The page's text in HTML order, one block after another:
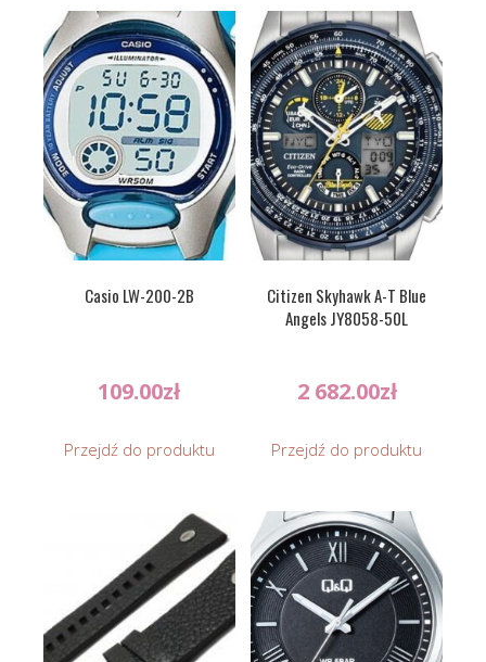
Casio LW-200-2B
109.00zł
Przejdź do produktu
Citizen Skyhawk A-T Blue
Angels JY8058-50L
2 682.00zł
Przejdź do produktu